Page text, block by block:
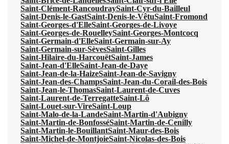
Saint-Clément-RancoudraySaint-Cyr-du-Bailleul
Saint-Denis-le-GastSaint-Denis-le-VêtuSaint-Fromond
Saint-Georges-d'ElleSaint-Georges-de-Livoye
Saint-Georges-de-RouelleySaint-Georges-Montcocq
Saint-Germain-d'ElleSaint-Germain-sur-Ay
Saint-Germain-sur-SèvesSaint-Gilles
Saint-Hilaire-du-HarcouëtSaint-James
Saint-Jean-d'ElleSaint-Jean-de-Daye
Saint-Jean-de-la-HaizeSaint-Jean-de-Savigny
Saint-Jean-des-ChampsSaint-Jean-du-Corail-des-Bois
Saint-Jean-le-ThomasSaint-Laurent-de-Cuves
Saint-Laurent-de-TerregatteSaint-Lô
Saint-Louet-sur-VireSaint-Loup
Saint-Malo-de-la-LandeSaint-Martin-d'Aubigny
Saint-Martin-de-BonfosséSaint-Martin-de-Cenilly
Saint-Martin-le-BouillantSaint-Maur-des-Bois
Saint-Michel-de-MontjoieSaint-Nicolas-des-Bois